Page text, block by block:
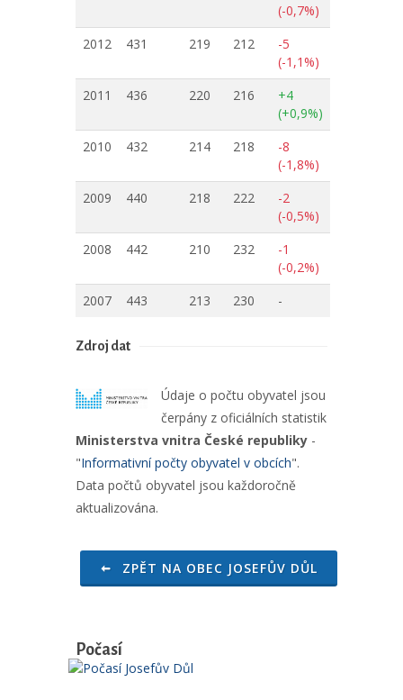
(-0,7%)
2012
431 219 212
-5
(-1,1%)
2011
436 220 216
+4
(+0,9%)
2010
432 214 218
-8
(-1,8%)
2009
440 218 222
-2
(-0,5%)
2008
442 210 232
-1
(-0,2%)
2007
443 213 230 -
Zdroj dat
Údaje o počtu obyvatel jsou
čerpány z oficiálních statistik
Ministerstva vnitra České republiky -
"Informativní počty obyvatel v obcích".
Data počtů obyvatel jsou každoročně
aktualizována.
ZPĚT NA OBEC JOSEFŮV DŮL
Počasí